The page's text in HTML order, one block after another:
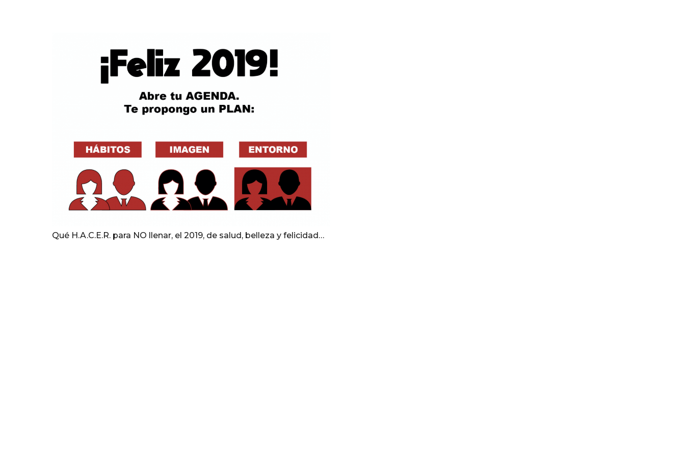
Qué H.A.C.E.R. para NO llenar, el 2019, de salud, belleza y felicidad…